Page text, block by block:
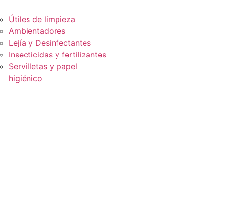
Útiles de limpieza
Ambientadores
Lejía y Desinfectantes
Insecticidas y fertilizantes
Servilletas y papel
higiénico